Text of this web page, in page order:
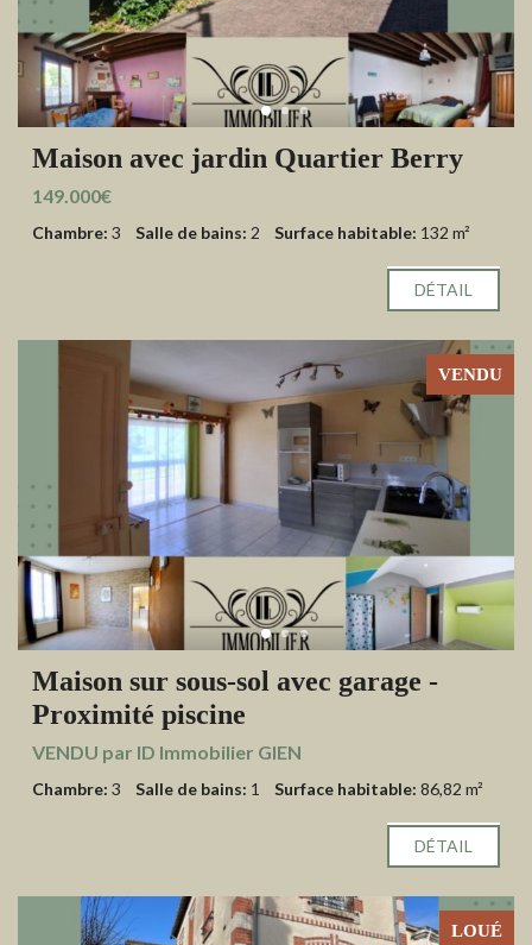
Maison avec jardin Quartier Berry
149.000€
Chambre: 3 Salle de bains: 2 Surface habitable: 132 m²
DÉTAIL
VENDU
Maison sur sous-sol avec garage -
Proximité piscine
VENDU par ID Immobilier GIEN
Chambre: 3 Salle de bains: 1 Surface habitable: 86,82 m²
DÉTAIL
LOUÉ